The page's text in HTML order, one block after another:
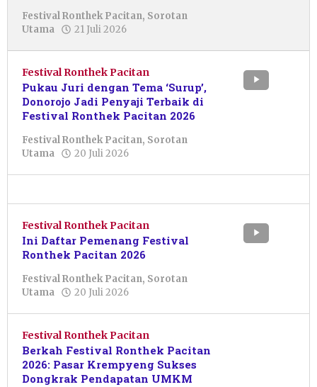
Festival Ronthek Pacitan, Sorotan
Utama
21 Juli 2026
Cahyaningtias
Festival Ronthek Pacitan
Pukau Juri dengan Tema ‘Surup’,
Donorojo Jadi Penyaji Terbaik di
Festival Ronthek Pacitan 2026
Festival Ronthek Pacitan, Sorotan
Utama
20 Juli 2026
Wulandari
Festival Ronthek Pacitan
Ini Daftar Pemenang Festival
Ronthek Pacitan 2026
Festival Ronthek Pacitan, Sorotan
Utama
20 Juli 2026
Festival Ronthek Pacitan
Berkah Festival Ronthek Pacitan
2026: Pasar Krempyeng Sukses
Dongkrak Pendapatan UMKM